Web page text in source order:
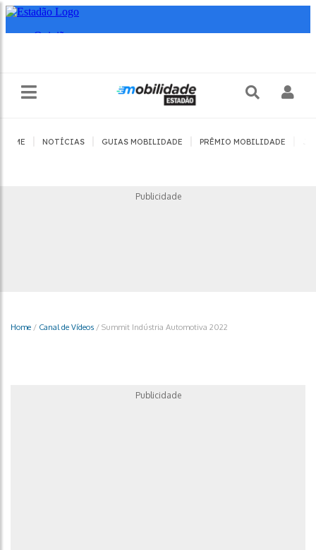
HOME NOTÍCIAS GUIAS MOBILIDADE PRÊMIO MOBILIDADE
Publicidade
Home / Canal de Vídeos / Summit Indústria Automotiva 2022
Publicidade